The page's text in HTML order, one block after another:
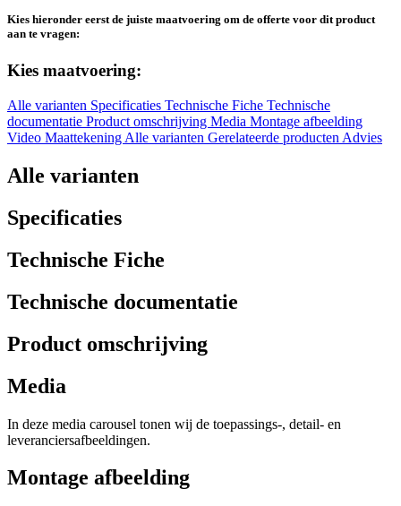
Kies hieronder eerst de juiste maatvoering om de offerte voor dit product
aan te vragen:
Kies maatvoering:
Alle varianten Specificaties Technische Fiche Technische
documentatie Product omschrijving Media Montage afbeelding
Video Maattekening Alle varianten Gerelateerde producten Advies
Alle varianten
Specificaties
Technische Fiche
Technische documentatie
Product omschrijving
Media
In deze media carousel tonen wij de toepassings-, detail- en
leveranciersafbeeldingen.
Montage afbeelding